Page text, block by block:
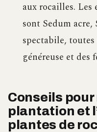
aux rocailles. Les
sont Sedum
spectabile,
généreuse et des
Conseils
plantation et
plantes de